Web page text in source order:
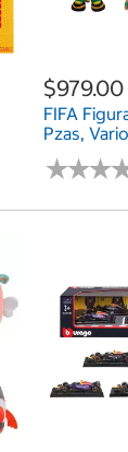
$979.00
FIFA
Pzas,
★★★
★★★